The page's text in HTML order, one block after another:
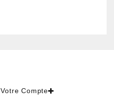
Votre Compte